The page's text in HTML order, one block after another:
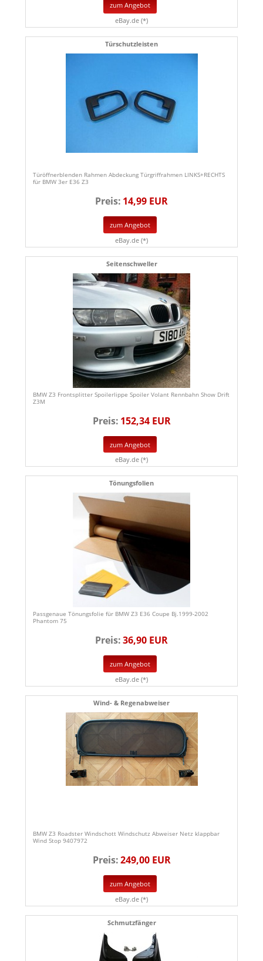
zum Angebot
eBay.de (*)
Türschutzleisten
Türöffnerblenden Rahmen Abdeckung Türgriffrahmen LINKS+RECHTS
für BMW 3er E36 Z3
Preis: 14,99 EUR
zum Angebot
eBay.de (*)
Seitenschweller
BMW Z3 Frontsplitter Spoilerlippe Spoiler Volant Rennbahn Show Drift
Z3M
Preis: 152,34 EUR
zum Angebot
eBay.de (*)
Tönungsfolien
Passgenaue Tönungsfolie für BMW Z3 E36 Coupe Bj.1999-2002
Phantom 75
Preis:36,90 EUR
zum Angebot
eBay.de (*)
Wind- & Regenabweiser
BMW Z3 Roadster Windschott Windschutz Abweiser Netz klappbar
Wind Stop 9407972
Preis:249,00 EUR
zum Angebot
eBay.de (*)
Schmutzfänger